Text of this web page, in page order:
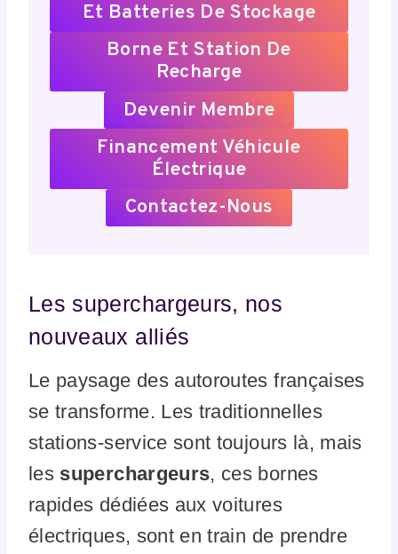
Et Batteries De Stockage
Borne Et Station De
Recharge
Devenir Membre
Financement Véhicule
Électrique
Contactez-Nous
Les superchargeurs, nos
nouveaux alliés
Le paysage des autoroutes françaises
se transforme. Les traditionnelles
stations-service sont toujours là, mais
les superchargeurs, ces bornes
rapides dédiées aux voitures
électriques, sont en train de prendre